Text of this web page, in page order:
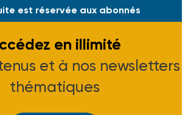
est réservée aux abonnés
en illimité
et à nos newsletters
thématiques